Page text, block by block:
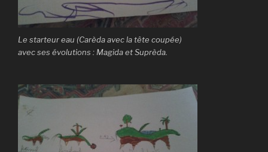
Le starteur eau (Carèda avec la tête coupée)
avec ses évolutions : Magida et Suprèda.